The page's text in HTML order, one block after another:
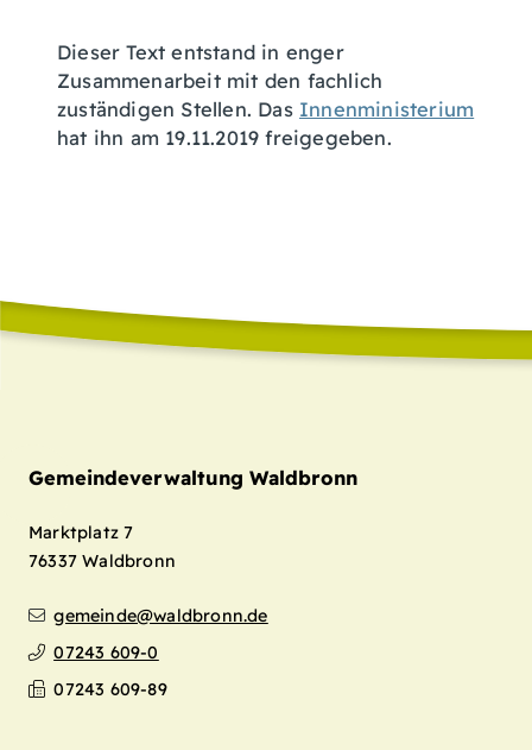
Dieser Text entstand in enger
Zusammenarbeit mit den fachlich
zuständigen Stellen. Das Innenministerium
hat ihn am 19.11.2019 freigegeben.
Gemeindeverwaltung Waldbronn
Marktplatz 7
76337 Waldbronn
gemeinde@waldbronn.de
07243 609-0
07243 609-89